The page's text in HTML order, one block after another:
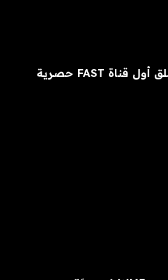
أرض المعارض تطلق أول قناة FAST حصرية